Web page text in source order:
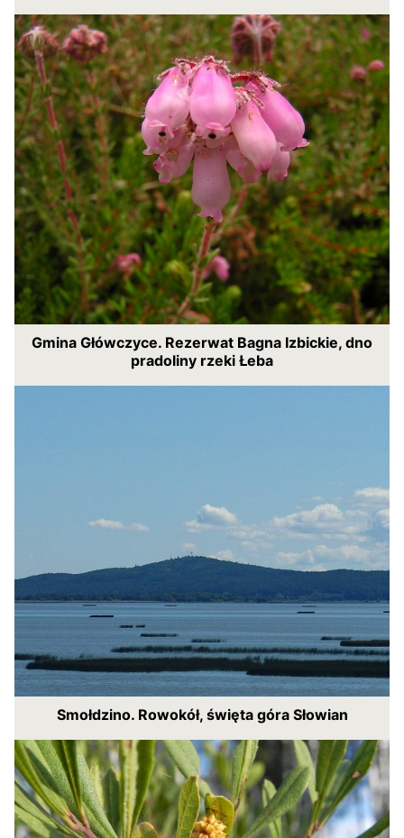
Gmina Główczyce. Rezerwat Bagna Izbickie, dno
pradoliny rzeki Łeba
Smołdzino. Rowokół, święta góra Słowian